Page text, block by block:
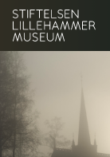
Hopp til hovedinnhold
Søk
Museer